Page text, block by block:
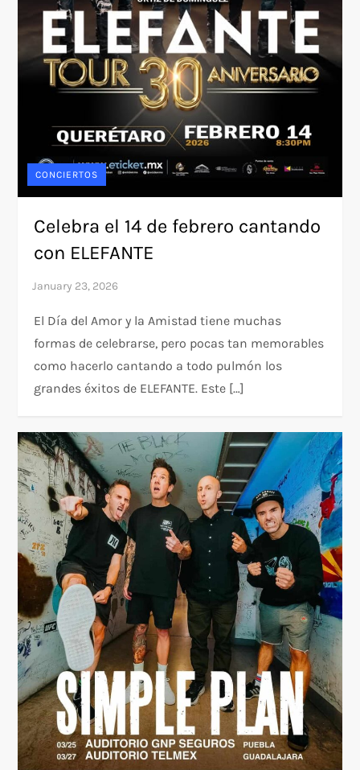
CONCIERTOS
Celebra el 14 de febrero cantando
con ELEFANTE
El Día del Amor y la Amistad tiene muchas
formas de celebrarse, pero pocas tan memorables
como hacerlo cantando a todo pulmón los
grandes éxitos de ELEFANTE. Este […]